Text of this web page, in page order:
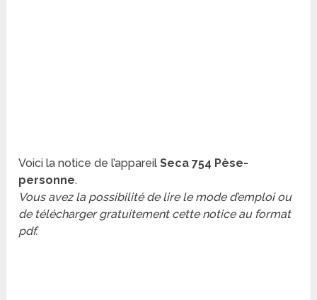
Voici la notice de l’appareilSeca 754 Pèse-
personne.
Vous avez la possibilité de lire le mode d’emploi ou
de télécharger gratuitement cette notice au format
pdf.